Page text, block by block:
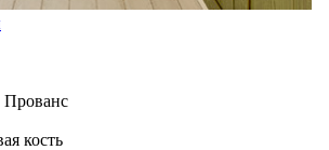
Прованс
кость